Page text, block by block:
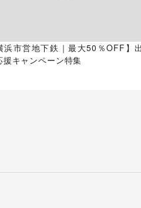
浜市営地下鉄｜最大50％OFF】出
援キャンペーン特集